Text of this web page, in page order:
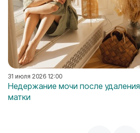
31 июля 2026 12:00
Недержание мочи после удаления
матки